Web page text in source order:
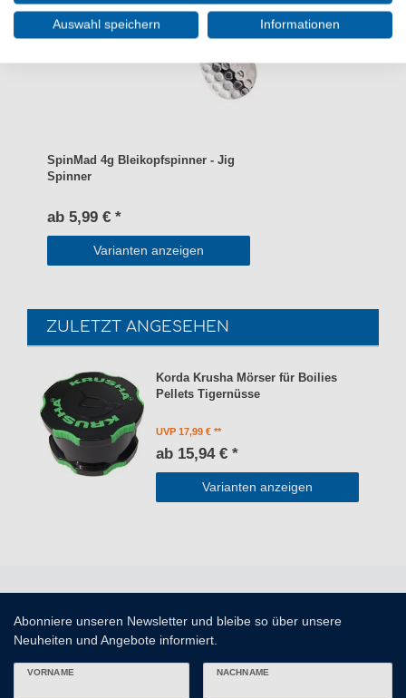
SpinMad 4g Bleikopfspinner - Jig
Spinner
ab 5,99 € *
Varianten anzeigen
ZULETZT ANGESEHEN
Korda Krusha Mörser für Boilies
Pellets Tigernüsse
UVP 17,99 €
ab 15,94 € *
Varianten anzeigen
Abonniere unseren Newsletter und bleibe so über unsere
Neuheiten und Angebote informiert.
VORNAME NACHNAME
Auswahl speichern Informationen